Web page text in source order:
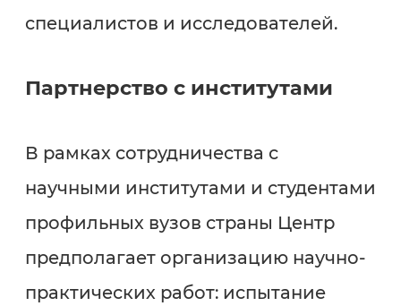
специалистов и исследователей.
Партнерство с институтами
В рамках сотрудничества с
научными институтами и студентами
профильных вузов страны Центр
предполагает организацию научно-
практических работ: испытание